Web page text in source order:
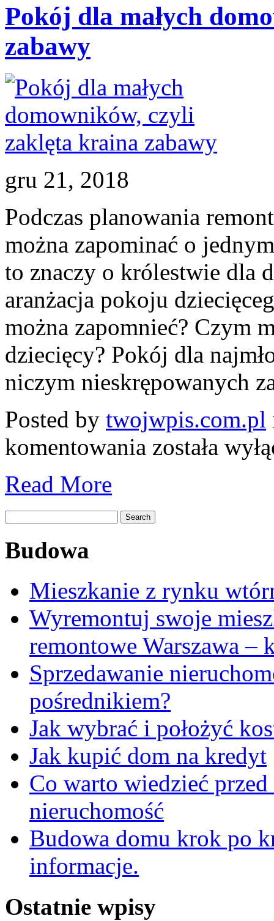
Pokój dla małych
zabawy
gru 21, 2018
Podczas planowania
można zapominać o
to znaczy o królestwie dla
aranżacja pokoju
można zapomnieć? Czym
dziecięcy? Pokój dla
niczym nieskrępowanych
Posted by twojwpis.com.pl
komentowania
dla
zabawy
została
Read More
Budowa
Mieszkanie z rynku
Wyremontuj swoje
remontowe Warszawa –
Sprzedawanie
pośrednikiem?
Jak wybrać i położyć
Jak kupić dom na kredyt
Co warto wiedzieć
nieruchomość
Budowa domu krok po
informacje.
Ostatnie wpisy